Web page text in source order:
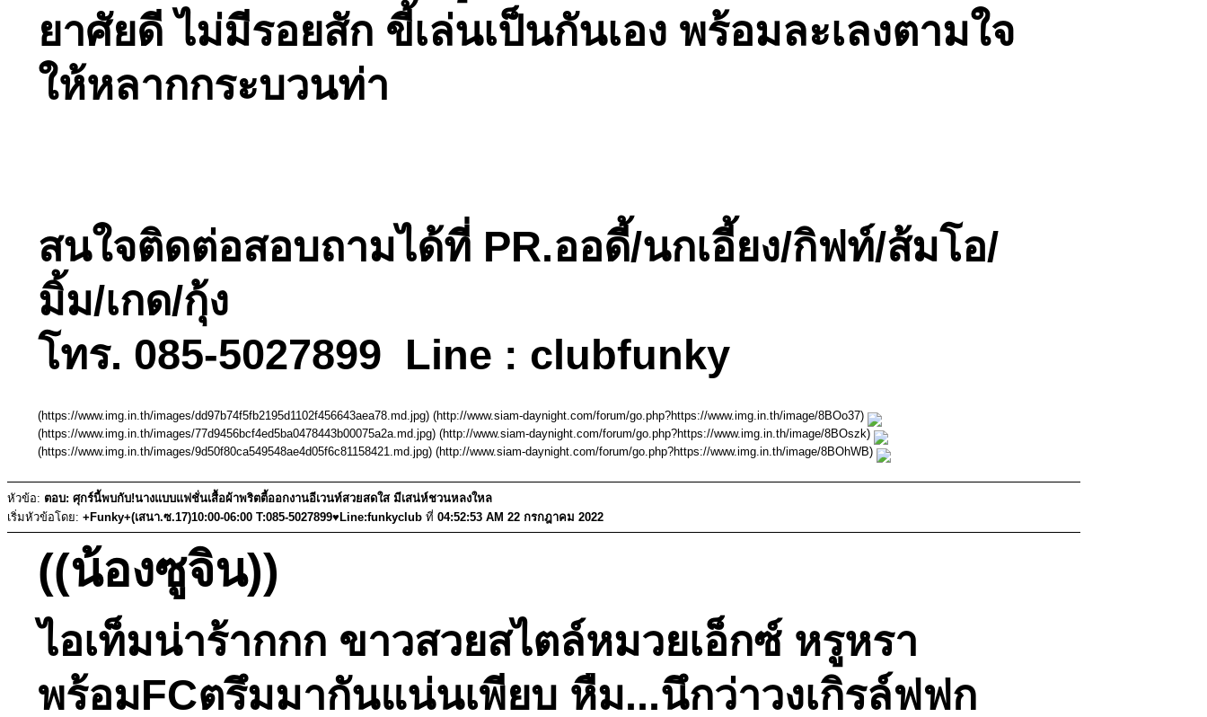
ยาศัยดี ไม่มีรอยสัก ขี้เล่นเป็นกันเอง พร้อมละเลงตามใจ
ให้หลากกระบวนท่า
สนใจติดต่อสอบถามได้ที่ PR.ออดี้/นกเอี้ยง/กิฟท์/ส้มโอ/
มิ้ม/เกด/กุ้ง
โทร. 085-5027899 Line : clubfunky
(https://www.img.in.th/images/dd97b74f5fb2195d1102f456643aea78.md.jpg) (http://www.siam-daynight.com/forum/go.php?https://www.img.in.th/image/8BOo37)
(https://www.img.in.th/images/77d9456bcf4ed5ba0478443b00075a2a.md.jpg) (http://www.siam-daynight.com/forum/go.php?https://www.img.in.th/image/8BOszk)
(https://www.img.in.th/images/9d50f80ca549548ae4d05f6c81158421.md.jpg) (http://www.siam-daynight.com/forum/go.php?https://www.img.in.th/image/8BOhWB)
หัวข้อ: ตอบ: ศุกร์นี้พบกับ!นางแบบแฟชั่นเสื้อผ้าพริตตี้ออกงานอีเวนท์สวยสดใส มีเสน่ห์ชวนหลงใหล
เริ่มหัวข้อโดย: +Funky+(เสนา.ซ.17)10:00-06:00 T:085-5027899♥Line:funkyclub ที่ 04:52:53 AM 22 กรกฎาคม 2022
((น้องซูจิน))
ไอเท็มน่าร้ากกก ขาวสวยสไตล์หมวยเอ็กซ์ หรูหรา
พร้อมFCตรึมมากันแน่นเพียบ หืม...นึกว่าวงเกิรล์ฟฟก